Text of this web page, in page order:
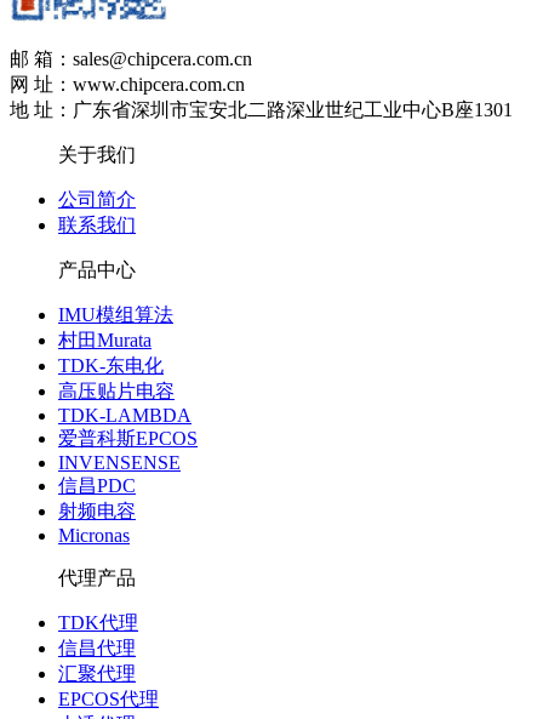
邮 箱：sales@chipcera.com.cn
网 址：www.chipcera.com.cn
地 址：广东省深圳市宝安北二路深业世纪工业中心B座1301
关于我们
公司简介
联系我们
产品中心
IMU模组算法
村田Murata
TDK-东电化
高压贴片电容
TDK-LAMBDA
爱普科斯EPCOS
INVENSENSE
信昌PDC
射频电容
Micronas
代理产品
TDK代理
信昌代理
汇聚代理
EPCOS代理